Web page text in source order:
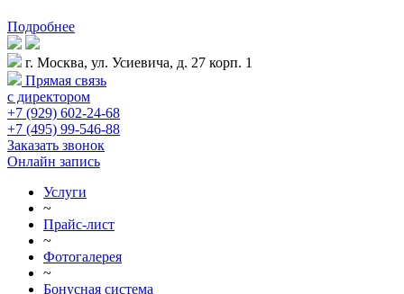
Подробнее
г. Москва, ул. Усиевича, д. 27 корп. 1
Прямая связь
с директором
+7 (929) 602-24-68
+7 (495) 99-546-88
Заказать звонок
Онлайн запись
Услуги
~
Прайс-лист
~
Фотогалерея
~
Бонусная система